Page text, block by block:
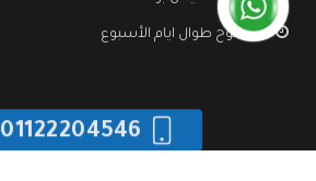
مفتوح طوال ايام الأسبوع
01122204546